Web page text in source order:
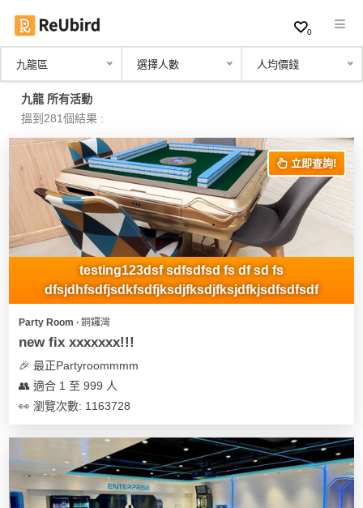
繁
中
EN
註
服
務
及
產
品
類
Party
活
0
九龍區 選擇人數 人均價錢
九龍 所有活動
搵到281個結果 :
立即查詢!
testing123dsf sdfsdfsd fs df sd fs
dfsjdhfsdfjsdkfsdfjksdjfksdjfksjdfkjsdfsdfsdf
Party Room ∙ 銅鑼灣
new fix xxxxxxx!!!
🎉 最正Partyroommmm
👥 適合 1 至 999 人
👀 瀏覽次數: 1163728